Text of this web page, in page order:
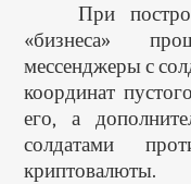
При
«бизнеса»
мессенджеры с
координат
его, а
солдатами
криптовалюты.